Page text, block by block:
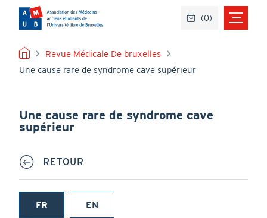
contenu
principal
FIL
D'ARIANE
Revue Médicale De bruxelles
Une cause rare de syndrome cave supérieur
Une cause rare de syndrome cave
supérieur
RETOUR
FR
EN
(0)